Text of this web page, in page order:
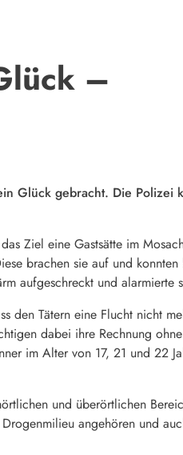
–
Glück gebracht. Die Polizei
Ziel eine Gastsätte im
brachen sie auf und
aufgeschreckt und alarmierte
den Tätern eine Flucht nicht
dabei ihre Rechnung
im Alter von 17, 21 und 22
und überörtlichen
angehören und